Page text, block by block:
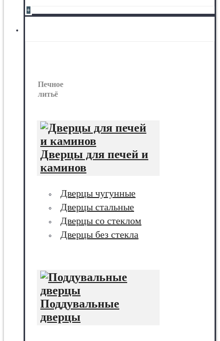
+
Печное
литьё
Дверцы для печей и
каминов
Дверцы чугунные
Дверцы стальные
Дверцы со стеклом
Дверцы без стекла
Поддувальные
дверцы